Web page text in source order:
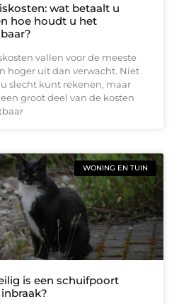
wat betaalt u
hoe houdt u het
vallen voor de meeste
hoger uit dan verwacht. Niet
slecht kunt rekenen, maar
groot deel van de kosten
WONING EN TUIN
is een schuifpoort